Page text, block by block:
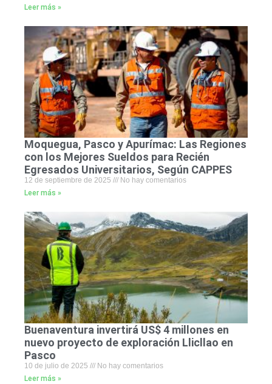
Leer más »
Moquegua, Pasco y Apurímac: Las Regiones
con los Mejores Sueldos para Recién
Egresados Universitarios, Según CAPPES
12 de septiembre de 2025
No hay comentarios
Leer más »
Buenaventura invertirá US$ 4 millones en
nuevo proyecto de exploración Llicllao en
Pasco
10 de julio de 2025
No hay comentarios
Leer más »